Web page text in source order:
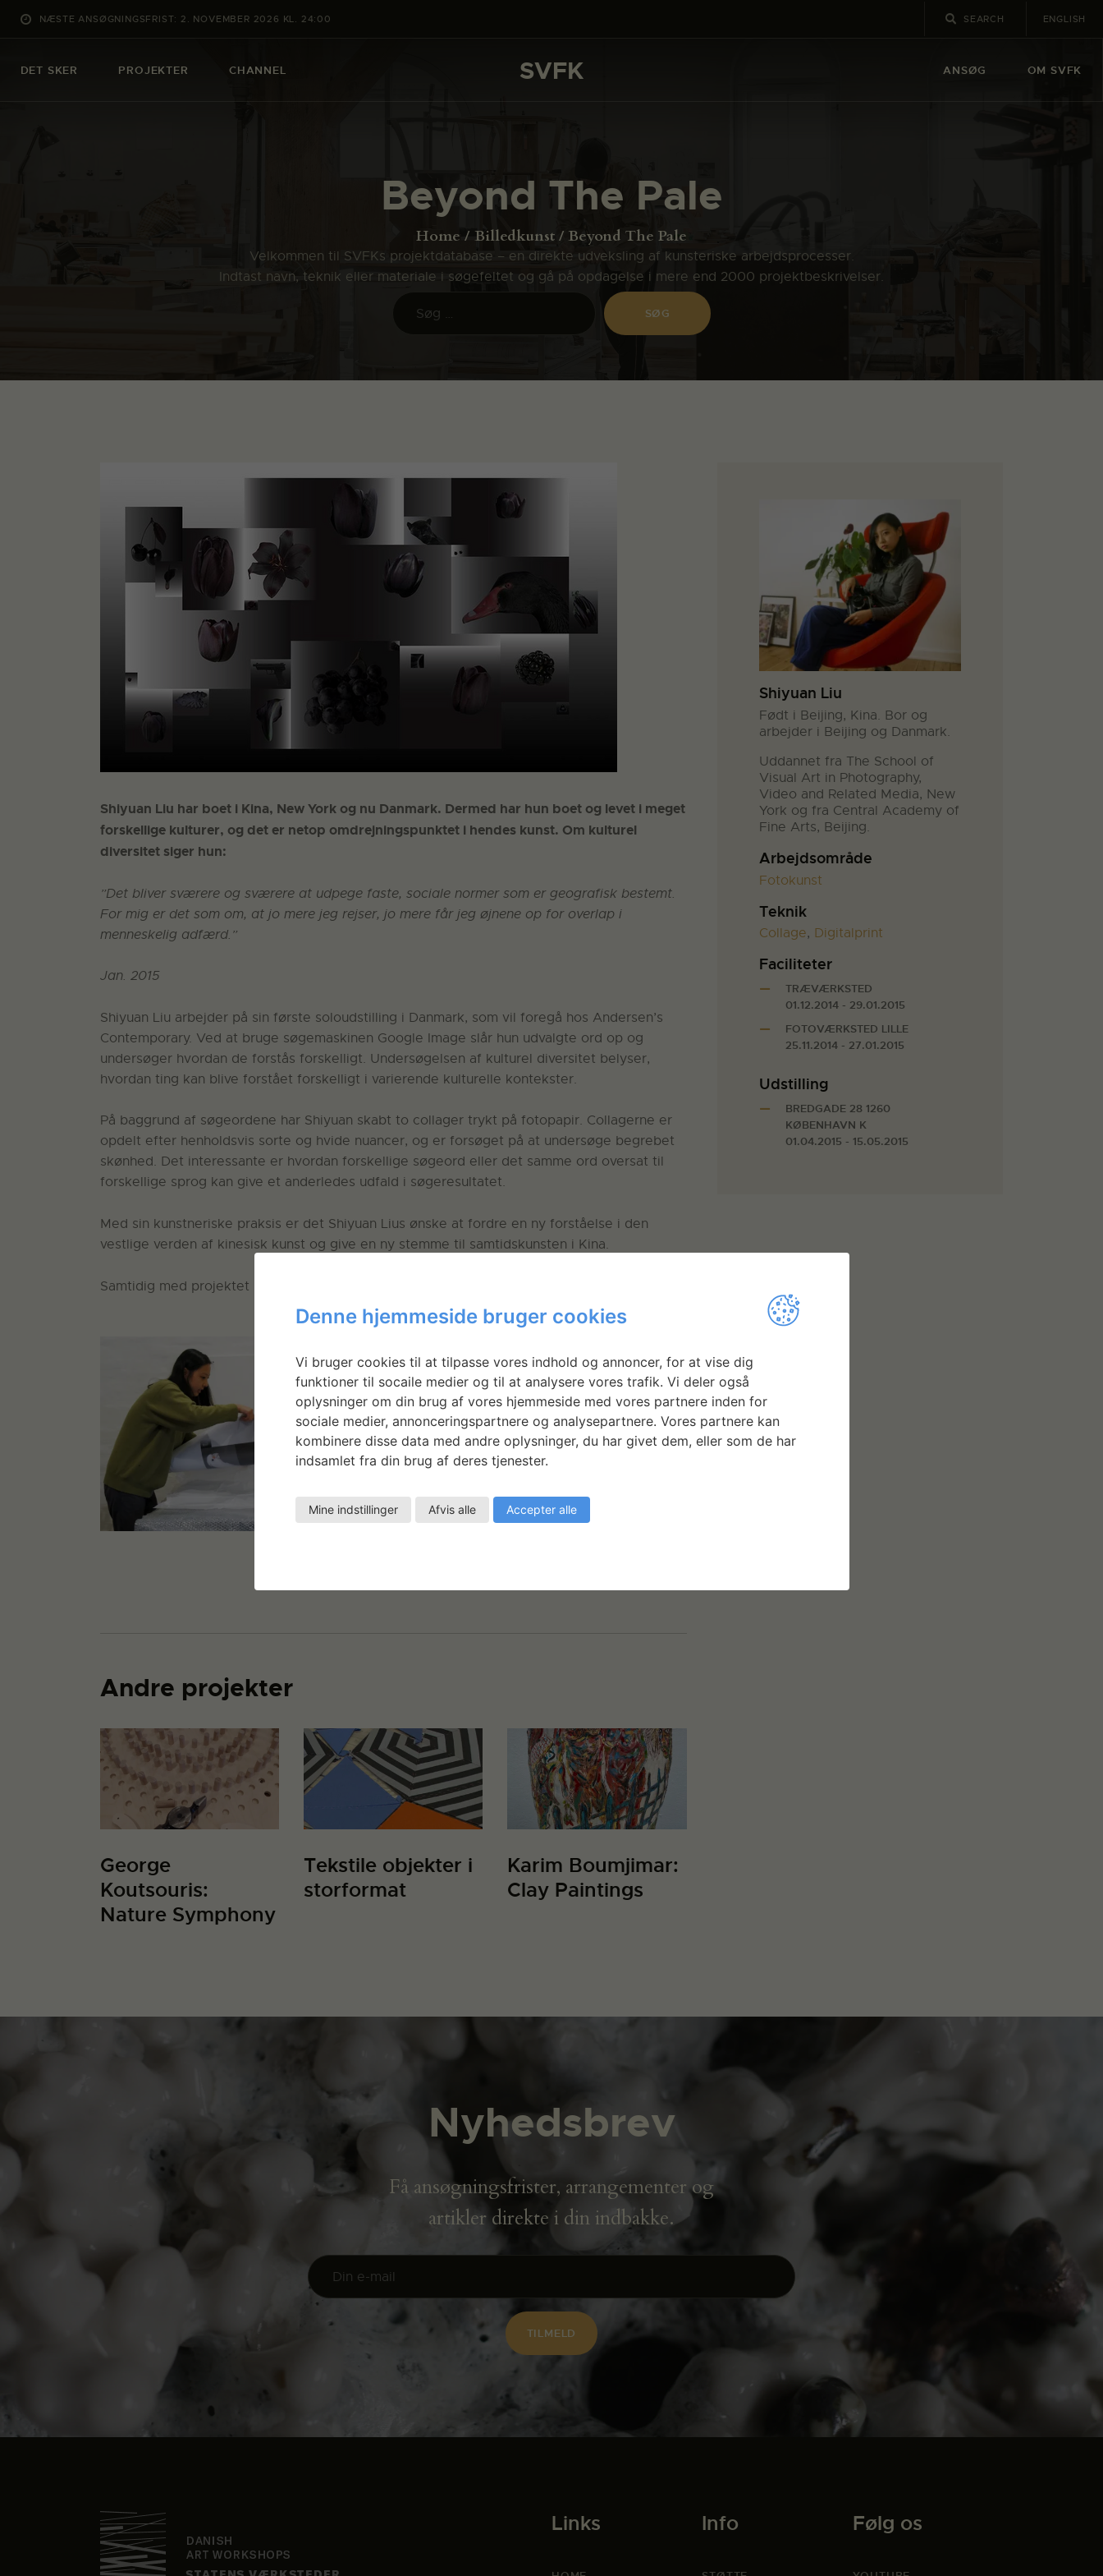
NÆSTE ANSØGNINGSFRIST: 2. NOVEMBER 2026 KL. 24:00 ENGLISH
DET SKER PROJEKTER CHANNEL SVFK ANSØG OM SVFK
Beyond The Pale
Home Billedkunst Beyond The Pale
Velkommen til SVFKs projektdatabase – en direkte udveksling af kunsteriske arbejdsprocesser.
Indtast navn, teknik eller materiale i søgefeltet og gå på opdagelse i mere end 2000 projektbeskrivelser.
SVFK
PROJEKTER
CHANNEL
OM SVFK
ENGLISH
Shiyuan Liu har boet i Kina, New York og nu Danmark. Dermed har hun boet og levet i meget
forskellige kulturer, og det er netop omdrejningspunktet i hendes kunst. Om kulturel
diversitet siger hun:
”Det bliver sværere og sværere at udpege faste, sociale normer som er geografisk bestemt.
For mig er det som om, at jo mere jeg rejser, jo mere får jeg øjnene op for overlap i
menneskelig adfærd.”
Jan. 2015
Shiyuan Liu arbejder på sin første soloudstilling i Danmark, som vil foregå hos Andersen’s
Contemporary. Ved at bruge søgemaskinen Google Image slår hun udvalgte ord op og
undersøger hvordan de forstås forskelligt. Undersøgelsen af kulturel diversitet belyser,
hvordan ting kan blive forstået forskelligt i varierende kulturelle kontekster.
På baggrund af søgeordene har Shiyuan skabt to collager trykt på fotopapir. Collagerne er
opdelt efter henholdsvis sorte og hvide nuancer, og er forsøget på at undersøge begrebet
skønhed. Det interessante er hvordan forskellige søgeord eller det samme ord oversat til
forskellige sprog kan give et anderledes udfald i søgeresultatet.
Med sin kunstneriske praksis er det Shiyuan Lius ønske at fordre en ny forståelse i den
vestlige verden af kinesisk kunst og give en ny stemme til samtidskunsten i Kina.
Samtidig med projektet har Shiyuan Liu arbejdet på filmproduktionen
Andre projekter
George
Koutsouris:
Nature Symphony
Tekstile objekter i
storformat
Karim Boumjimar:
Clay Paintings
Shiyuan Liu
Født i Beijing, Kina. Bor og
arbejder i Beijing og Danmark.
Uddannet fra The School of
Visual Art in Photography,
Video and Related Media, New
York og fra Central Academy of
Fine Arts, Beijing.
Arbejdsområde
Fotokunst
Teknik
Collage, Digitalprint
Faciliteter
TRÆVÆRKSTED
01.12.2014 - 29.01.2015
FOTOVÆRKSTED LILLE
25.11.2014 - 27.01.2015
Udstilling
BREDGADE 28 1260
KØBENHAVN K
01.04.2015 - 15.05.2015
Nyhedsbrev
Få ansøgningsfrister, arrangementer og
artikler direkte i din indbakke.
Links Info Følg os
Denne hjemmeside bruger cookies
Vi bruger cookies til at tilpasse vores indhold og annoncer, for at vise dig
funktioner til socaile medier og til at analysere vores trafik. Vi deler også
oplysninger om din brug af vores hjemmeside med vores partnere inden for
sociale medier, annonceringspartnere og analysepartnere. Vores partnere kan
kombinere disse data med andre oplysninger, du har givet dem, eller som de har
indsamlet fra din brug af deres tjenester.
Mine indstillinger Afvis alle Accepter alle